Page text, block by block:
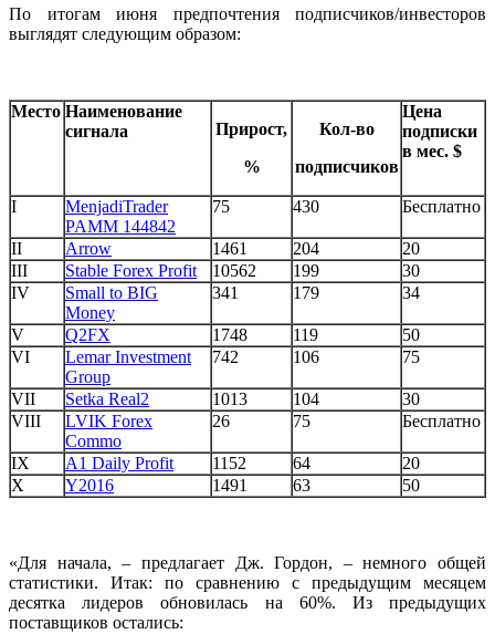
По итогам июня предпочтения подписчиков/инвесторов
выглядят следующим образом:
Место Наименование
сигнала
Прирост,
%
Кол-во
подписчиков
Цена
подписки
в мес. $
I
MenjadiTrader
PAMM 144842
75 430 Бесплатно
II Arrow 1461 204
20
III
Stable Forex Profit 10562 199
30
IV
Small to BIG
Money
341 179 34
V Q2FX 1748 119
50
VI
Lemar Investment
Group
742 106 75
VII Setka Real2 1013 104
30
VIII
LVIK Forex
Commo
26 75 Бесплатно
IX A1 Daily Profit 1152 64
20
X
Y2016 1491 63 50
«Для начала, – предлагает Дж. Гордон, – немного общей
статистики. Итак: по сравнению с предыдущим месяцем
десятка лидеров обновилась на 60%. Из предыдущих
поставщиков остались: